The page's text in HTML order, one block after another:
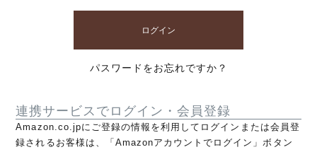
ログイン
パスワードをお忘れですか？
連携サービスでログイン・会員登録
Amazon.co.jpにご登録の情報を利用してログインまたは会員登
録されるお客様は、「Amazonアカウントでログイン」ボタン